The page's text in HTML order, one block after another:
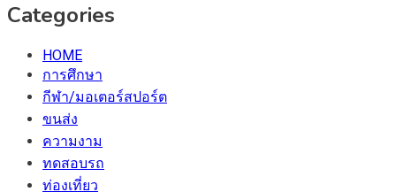
Categories
HOME
การศึกษา
กีฬา/มอเตอร์สปอร์ต
ขนส่ง
ความงาม
ทดสอบรถ
ท่องเที่ยว